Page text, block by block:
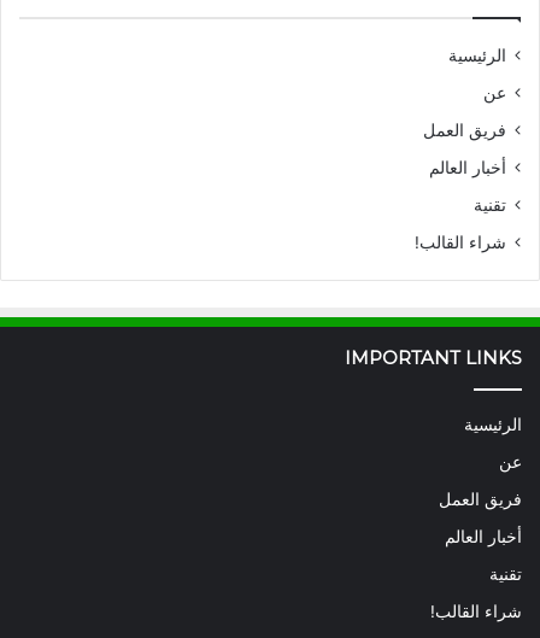
الرئيسية
عن
فريق العمل
أخبار العالم
تقنية
شراء القالب!
IMPORTANT LINKS
الرئيسية
عن
فريق العمل
أخبار العالم
تقنية
شراء القالب!